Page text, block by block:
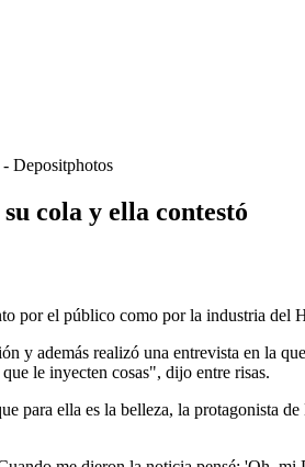
Depositphotos
cola y ella contestó
por el público como por la industria
y además realizó una entrevista en la
le inyecten cosas", dijo entre risas.
para ella es la belleza, la protagonista